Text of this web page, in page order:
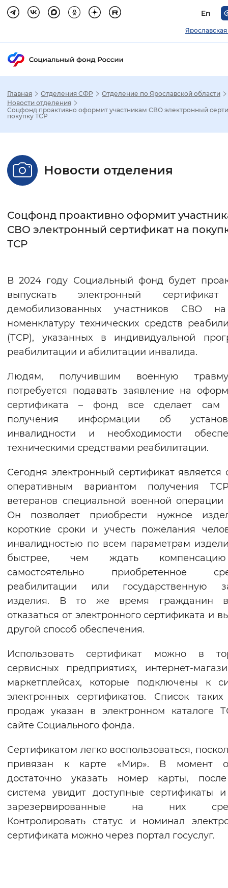
En
Стандартный Увеличенный
Без засечек С засечками
Цвет сайта
Монохромный Инверсивный
Синий фон
Включены Выключены
Звуковой ассистент
Воспроизвести Остановить
Вернуть стандартные настройки
Главная Отделения СФР
Отделение по Ярославской области
Новости отделения
Соцфонд проактивно оформит участникам СВО электронный
покупку ТСР
Новости отделения
Соцфонд проактивно оформит
СВО электронный сертификат на
ТСР
В 2024 году Социальный фонд будет
выпускать электронный
демобилизованных участников СВО
номенклатуру технических средств
(ТСР), указанных в индивидуальной
реабилитации и абилитации инвалида.
Людям, получившим военную
потребуется подавать заявление на
сертификата – фонд все сделает сам
получения информации об
инвалидности и необходимости
техническими средствами реабилитации.
Сегодня электронный сертификат
оперативным вариантом получения
ветеранов специальной военной
Он позволяет приобрести нужное
короткие сроки и учесть пожелания
инвалидностью по всем параметрам
быстрее, чем ждать
самостоятельно приобретенное
реабилитации или государственную
изделия. В то же время гражданин
отказаться от электронного сертификата и
другой способ обеспечения.
Использовать сертификат можно в
сервисных предприятиях, интернет-
маркетплейсах, которые подключены к
электронных сертификатов. Список таких
продаж указан в электронном каталоге
сайте Социального фонда.
Сертификатом легко воспользоваться,
привязан к карте «Мир». В момент
достаточно указать номер карты,
система увидит доступные сертификаты и
зарезервированные на них
Контролировать статус и номинал
сертификата можно через портал госуслуг.